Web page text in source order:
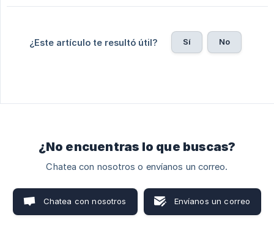
¿Este artículo te resultó útil? Sí No
¿No encuentras lo que buscas?
Chatea con nosotros o envíanos un correo.
Chatea con nosotros Envíanos un correo